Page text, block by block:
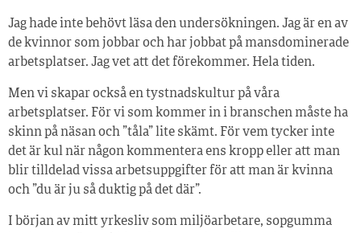
Jag hade inte behövt läsa den undersökningen. Jag är en av
de kvinnor som jobbar och har jobbat på mansdominerade
arbetsplatser. Jag vet att det förekommer. Hela tiden.
Men vi skapar också en tystnadskultur på våra
arbetsplatser. För vi som kommer in i branschen måste ha
skinn på näsan och ”tåla” lite skämt. För vem tycker inte
det är kul när någon kommentera ens kropp eller att man
blir tilldelad vissa arbetsuppgifter för att man är kvinna
och ”du är ju så duktig på det där”.
I början av mitt yrkesliv som miljöarbetare, sopgumma